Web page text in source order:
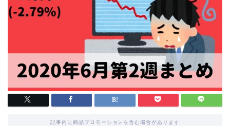
記事内に商品プロモーションを含む場合があります